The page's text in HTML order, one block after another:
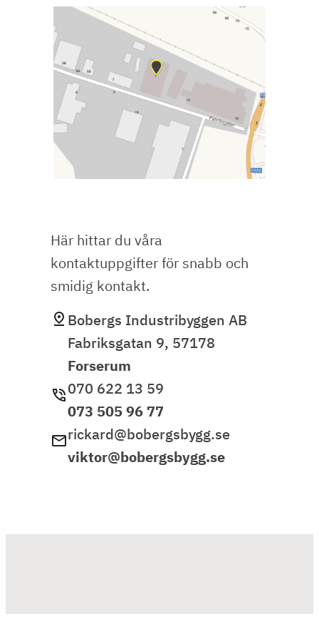
Här hittar du våra
kontaktuppgifter för snabb och
smidig kontakt.
Bobergs Industribyggen AB
Fabriksgatan 9, 57178
Forserum
070 622 13 59
073 505 96 77
rickard@bobergsbygg.se
viktor@bobergsbygg.se